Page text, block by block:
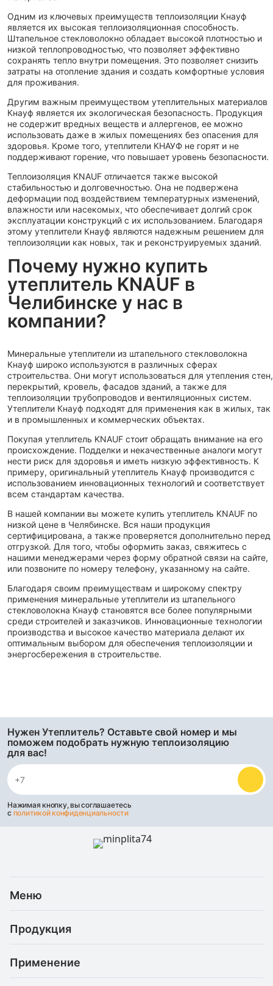
Одним из ключевых преимуществ теплоизоляции Кнауф
является их высокая теплоизоляционная способность.
Штапельное стекловолокно обладает высокой плотностью и
низкой теплопроводностью, что позволяет эффективно
сохранять тепло внутри помещения. Это позволяет снизить
затраты на отопление здания и создать комфортные условия
для проживания.
Другим важным преимуществом утеплительных материалов
Кнауф является их экологическая безопасность. Продукция
не содержит вредных веществ и аллергенов, ее можно
использовать даже в жилых помещениях без опасения для
здоровья. Кроме того, утеплители КНАУФ не горят и не
поддерживают горение, что повышает уровень безопасности.
Теплоизоляция KNAUF отличается также высокой
стабильностью и долговечностью. Она не подвержена
деформации под воздействием температурных изменений,
влажности или насекомых, что обеспечивает долгий срок
эксплуатации конструкций с их использованием. Благодаря
этому утеплители Кнауф являются надежным решением для
теплоизоляции как новых, так и реконструируемых зданий.
Почему нужно купить
утеплитель KNAUF в
Челибинске у нас в
компании?
Минеральные утеплители из штапельного стекловолокна
Кнауф широко используются в различных сферах
строительства. Они могут использоваться для утепления стен,
перекрытий, кровель, фасадов зданий, а также для
теплоизоляции трубопроводов и вентиляционных систем.
Утеплители Кнауф подходят для применения как в жилых, так
и в промышленных и коммерческих объектах.
Покупая утеплитель KNAUF стоит обращать внимание на его
происхождение. Подделки и некачественные аналоги могут
нести риск для здоровья и иметь низкую эффективность. К
примеру, оригинальный утеплитель Кнауф производится с
использованием инновационных технологий и соответствует
всем стандартам качества.
В нашей компании вы можете купить утеплитель KNAUF по
низкой цене в Челябинске. Вся наши продукция
сертифицирована, а также проверяется дополнительно перед
отгрузкой. Для того, чтобы оформить заказ, свяжитесь с
нашими менеджерами через форму обратной связи на сайте,
или позвоните по номеру телефону, указанному на сайте.
Благодаря своим преимуществам и широкому спектру
применения минеральные утеплители из штапельного
стекловолокна Кнауф становятся все более популярными
среди строителей и заказчиков. Инновационные технологии
производства и высокое качество материала делают их
оптимальным выбором для обеспечения теплоизоляции и
энергосбережения в строительстве.
Нужен Утеплитель? Оставьте свой номер и мы
поможем подобрать нужную теплоизоляцию
для вас!
Нажимая кнопку, вы соглашаетесь
с политикой конфиденциальности
Меню
Услуги
Доставка и оплата
Продукция
Базальтовая теплоизоляция
Применение